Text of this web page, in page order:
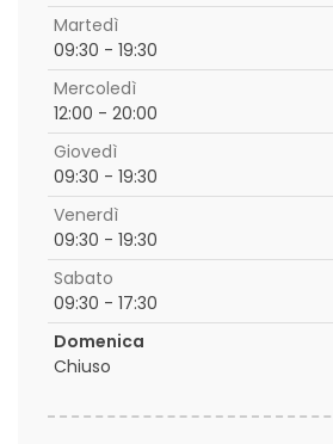
Martedì
09:30 - 19:30
Mercoledì
12:00 - 20:00
Giovedì
09:30 - 19:30
Venerdì
09:30 - 19:30
Sabato
09:30 - 17:30
Domenica
Chiuso